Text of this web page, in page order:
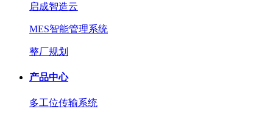
启成智造云
MES智能管理系统
整厂规划
产品中心
多工位传输系统